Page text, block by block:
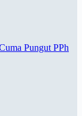
Pungut PPh